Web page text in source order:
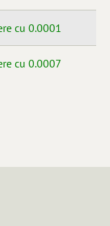
cu 0.0001
cu 0.0007